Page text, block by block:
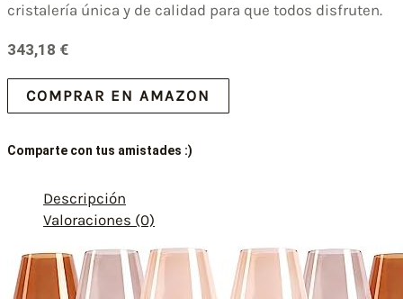
cristalería única y de calidad para que todos disfruten.
343,18 €
COMPRAR EN AMAZON
Comparte con tus amistades :)
Descripción
Valoraciones (0)